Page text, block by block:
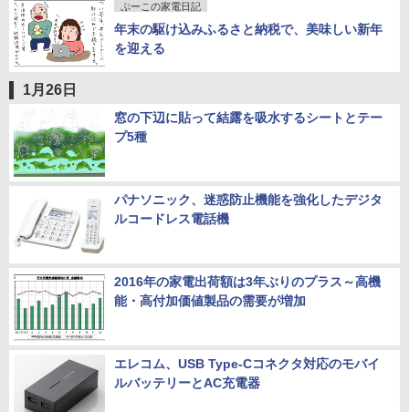
ぷーこの家電日記
年末の駆け込みふるさと納税で、美味しい新年
を迎える
1月26日
窓の下辺に貼って結露を吸水するシートとテー
プ5種
パナソニック、迷惑防止機能を強化したデジタ
ルコードレス電話機
2016年の家電出荷額は3年ぶりのプラス～高機
能・高付加価値製品の需要が増加
エレコム、USB Type-Cコネクタ対応のモバイ
ルバッテリーとAC充電器